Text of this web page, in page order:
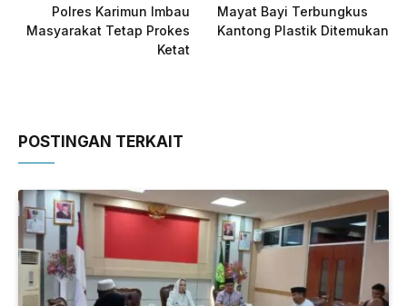
Polres Karimun Imbau
Masyarakat Tetap Prokes
Ketat
Mayat Bayi Terbungkus
Kantong Plastik Ditemukan
POSTINGAN TERKAIT